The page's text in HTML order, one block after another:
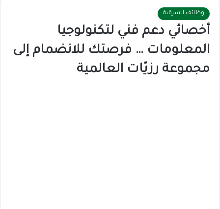
وظائف الشرقية
أخصائي دعم فني لتكنولوجيا
المعلومات … فرصتك للانضمام إلى
مجموعة رزيّات العالمية